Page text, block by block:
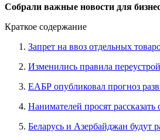
Собрали важные новости для
Краткое содержание
Запрет на ввоз отдельных
Изменились правила
ЕАБР опубликовал прогноз
Нанимателей просят рассказать
Беларусь и Азербайджан будут